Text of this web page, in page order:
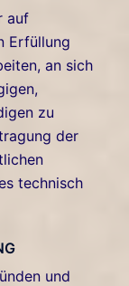
auf
Erfüllung
an sich
zu
der
technisch
und